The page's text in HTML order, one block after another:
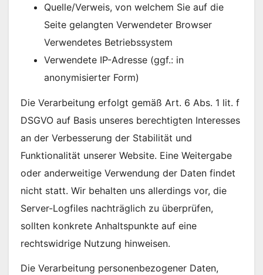
Quelle/Verweis, von welchem Sie auf die
Seite gelangten Verwendeter Browser
Verwendetes Betriebssystem
Verwendete IP-Adresse (ggf.: in
anonymisierter Form)
Die Verarbeitung erfolgt gemäß Art. 6 Abs. 1 lit. f
DSGVO auf Basis unseres berechtigten Interesses
an der Verbesserung der Stabilität und
Funktionalität unserer Website. Eine Weitergabe
oder anderweitige Verwendung der Daten findet
nicht statt. Wir behalten uns allerdings vor, die
Server-Logfiles nachträglich zu überprüfen,
sollten konkrete Anhaltspunkte auf eine
rechtswidrige Nutzung hinweisen.
Die Verarbeitung personenbezogener Daten,